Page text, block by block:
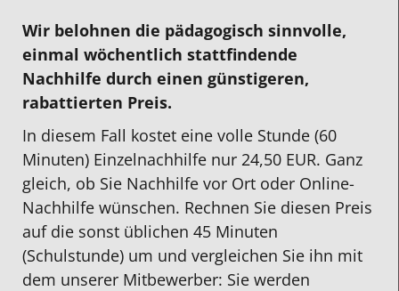
Wir belohnen die pädagogisch sinnvolle,
einmal wöchentlich stattfindende
Nachhilfe durch einen günstigeren,
rabattierten Preis.
In diesem Fall kostet eine volle Stunde (60
Minuten) Einzelnachhilfe nur 24,50 EUR. Ganz
gleich, ob Sie Nachhilfe vor Ort oder Online-
Nachhilfe wünschen. Rechnen Sie diesen Preis
auf die sonst üblichen 45 Minuten
(Schulstunde) um und vergleichen Sie ihn mit
dem unserer Mitbewerber: Sie werden